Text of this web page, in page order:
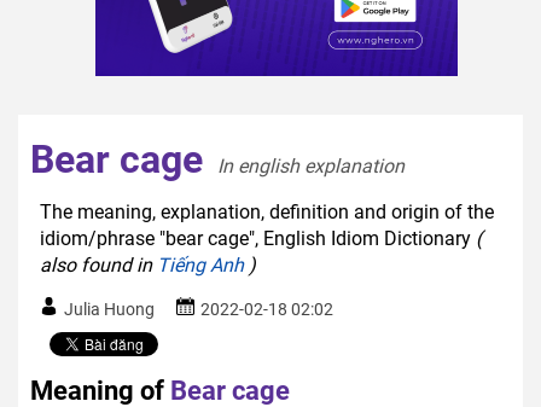
Bear cage
In english explanation
The meaning, explanation, definition and origin of the
idiom/phrase "bear cage", English Idiom Dictionary (
also found in Tiếng Anh)
Julia Huong 2022-02-18 02:02
Meaning of Bear cage